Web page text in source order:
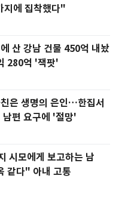
지에 집착했다"
산 강남 건물 450억 내놨
280억 '잭팟'
은 생명의 은인…한집서
편 요구에 '절망'
시모에게 보고하는 남
같다" 아내 고통